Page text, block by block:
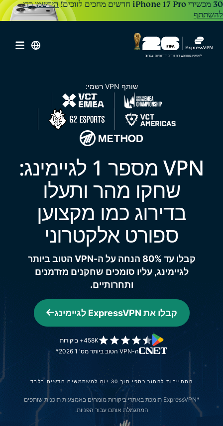
הירשמו כדי
להשתתף
שותף VPN רשמי:
VPN מספר 1 לגיימינג:
שחקו מהר ותעלו
בדירוג כמו מקצוען
ספורט אלקטרוני
קבלו עד 80% הנחה על ה-VPN הטוב ביותר
לגיימינג, עליו סומכים שחקנים מזדמנים
ותחרותיים.
קבלו את ExpressVPN לגיימינג
ה-VPN הטוב ביותר מס' 1 2026*
458K+ ביקורות
התחייבות להחזר כספי תוך 30 יום למשתמשים חדשים בלבד
*ExpressVPN תומכת באתרי ביקורות מומחים באמצעות תוכנית שותפים
המתגמלת אותם עבור הפניות.